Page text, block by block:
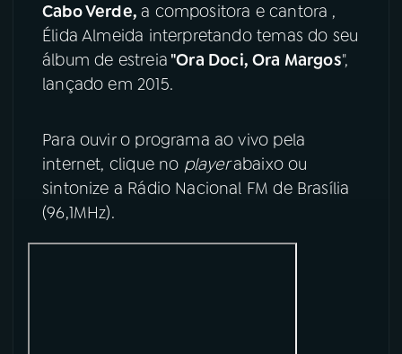
04PROGRAMAS
05PODCASTS
06VIDEOCASTS
07ÚLTIMAS
Cabo Verde,a compositora e cantora ,
Élida Almeida interpretando temas do seu
álbum de estreia "Ora Doci, Ora Margos",
lançado em 2015.
Para ouvir o programa ao vivo pela
internet, clique no playerabaixo ou
sintonize a Rádio Nacional FM de Brasília
(96,1MHz).